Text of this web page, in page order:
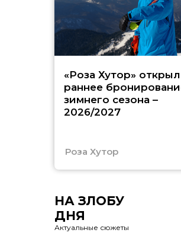
«Роза Хутор» открыл
раннее
зимнего сезона –
2026/2027
Роза Хутор
НА ЗЛОБУ
ДНЯ
Актуальные сюжеты